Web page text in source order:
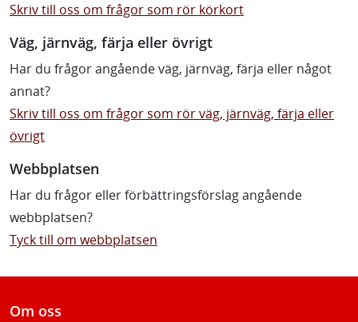
Skriv till oss om frågor som rör körkort
Väg, järnväg, färja eller övrigt
Har du frågor angående väg, järnväg, färja eller något
annat?
Skriv till oss om frågor som rör väg, järnväg, färja eller
övrigt
Webbplatsen
Har du frågor eller förbättringsförslag angående
webbplatsen?
Tyck till om webbplatsen
Om oss